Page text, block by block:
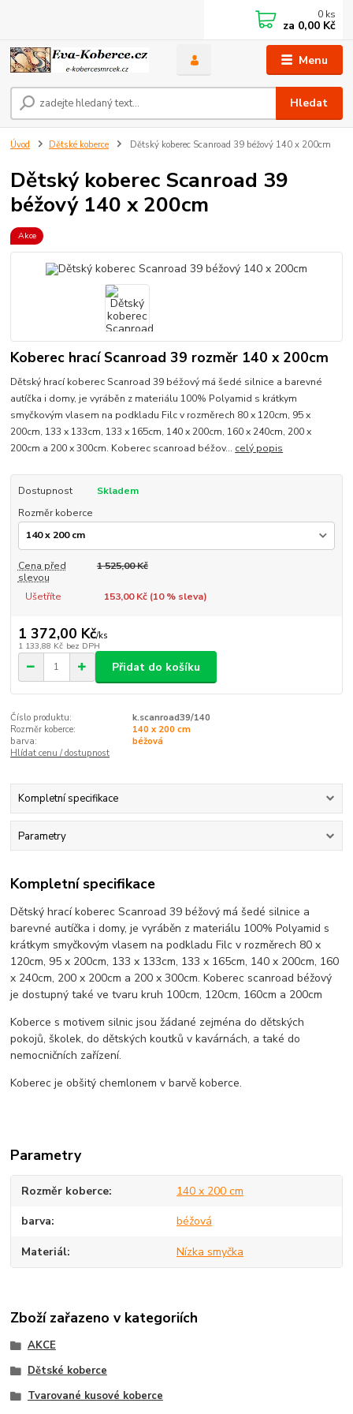
Menu
Hledat
0 ks
za 0,00 Kč
Úvod Dětské koberce Dětský koberec Scanroad 39 béžový 140 x 200cm
Dětský koberec Scanroad 39
béžový 140 x 200cm
Akce
Koberec hrací Scanroad 39 rozměr 140 x 200cm
Dětský hrací koberec Scanroad 39 béžový má šedé silnice a barevné
autíčka i domy, je vyráběn z materiálu 100% Polyamid s krátkym
smyčkovým vlasem na podkladu Filc v rozměrech 80 x 120cm, 95 x
200cm, 133 x 133cm, 133 x 165cm, 140 x 200cm, 160 x 240cm, 200 x
200cm a 200 x 300cm. Koberec scanroad béžov... celý popis
Dostupnost
Skladem
Rozměr koberce
Cena před
slevou
1 525,00 Kč
Ušetříte 153,00 Kč (10% sleva)
1 372,00 Kč/ks
1 133,88 Kč bez DPH
Přidat do košíku
Číslo produktu:
k.scanroad39/140
Rozměr koberce:
140 x 200 cm
barva:
béžová
Hlídat cenu / dostupnost
Kompletní specifikace
Parametry
Kompletní specifikace
Dětský hrací koberec Scanroad 39 béžový má šedé silnice a
barevné autíčka i domy, je vyráběn z materiálu 100% Polyamid s
krátkym smyčkovým vlasem na podkladu Filc v rozměrech 80 x
120cm, 95 x 200cm, 133 x 133cm, 133 x 165cm, 140 x 200cm, 160
x 240cm, 200 x 200cm a 200 x 300cm. Koberec scanroad béžový
je dostupný také ve tvaru kruh 100cm, 120cm, 160cm a 200cm
Koberce s motivem silnic jsou žádané zejména do dětských
pokojů, školek, do dětských koutků v kavárnách, a také do
nemocničních zařízení.
Koberec je obšitý chemlonem v barvě koberce.
Parametry
Rozměr koberce 140 x 200 cm
barva béžová
Materiál Nízka smyčka
Zboží zařazeno v kategoriích
AKCE
Dětské koberce
Tvarované kusové koberce